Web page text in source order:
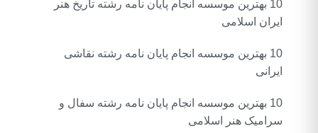
10 بهترین موسسه انجام پایان نامه رشته تاریخ هنر
ایران اسلامی
10 بهترین موسسه انجام پایان نامه رشته نقاشی
ایرانی
10 بهترین موسسه انجام پایان نامه رشته سفال و
سرامیک هنر اسلامی